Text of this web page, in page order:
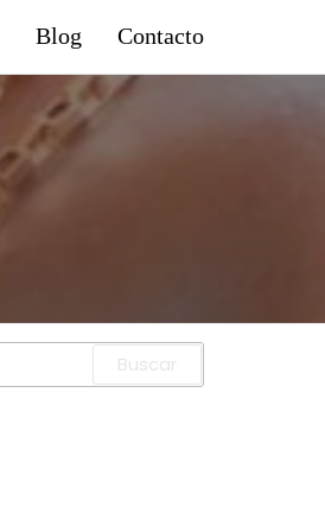
Blog Contacto